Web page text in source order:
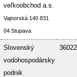
veľkoobchod a.s.
Vajnorská 140 831
04 Stupava
Slovenský
vodohospodársky
podnik